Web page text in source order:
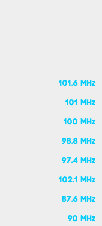
101.6 MHz
101 MHz
100 MHz
98.8 MHz
97.4 MHz
102.1 MHz
87.6 MHz
90 MHz